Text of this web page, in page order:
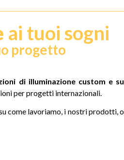
ai tuoi sogni
progetto
di illuminazione custom e su
per progetti internazionali.
come lavoriamo, i nostri prodotti, o